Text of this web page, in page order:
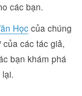
các bạn.
Học của chúng
các tác giả,
bạn khám phá